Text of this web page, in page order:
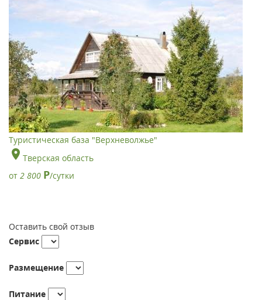
Туристическая база "Верхневолжье"
Тверская область
от 2 800 Р/сутки
Оставить свой отзыв
Сервис
Размещение
Питание